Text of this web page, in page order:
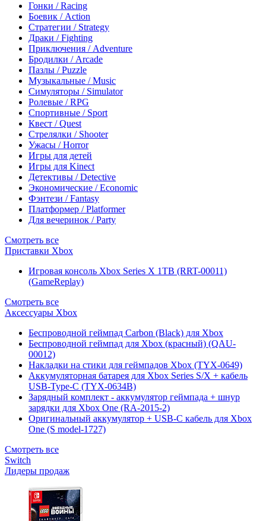
Гонки / Racing
Боевик / Action
Стратегии / Strategy
Драки / Fighting
Приключения / Adventure
Бродилки / Arcade
Пазлы / Puzzle
Музыкальные / Music
Симуляторы / Simulator
Ролевые / RPG
Спортивные / Sport
Квест / Quest
Стрелялки / Shooter
Ужасы / Horror
Игры для детей
Игры для Kinect
Детективы / Detective
Экономические / Economic
Фэнтези / Fantasy
Платформер / Platformer
Для вечеринок / Party
Смотреть все
Приставки Xbox
Игровая консоль Xbox Series X 1TB (RRT-00011)
(GameReplay)
Смотреть все
Аксессуары Xbox
Беспроводной геймпад Carbon (Black) для Xbox
Беспроводной геймпад для Xbox (красный) (QAU-
00012)
Накладки на стики для геймпадов Xbox (TYX-0649)
Аккумуляторная батарея для Xbox Series S/X + кабель
USB-Type-C (TYX-0634B)
Зарядный комплект - аккумулятор геймпада + шнур
зарядки для Xbox One (RA-2015-2)
Оригинальный аккумулятор + USB-C кабель для Xbox
One (S model-1727)
Смотреть все
Switch
Лидеры продаж